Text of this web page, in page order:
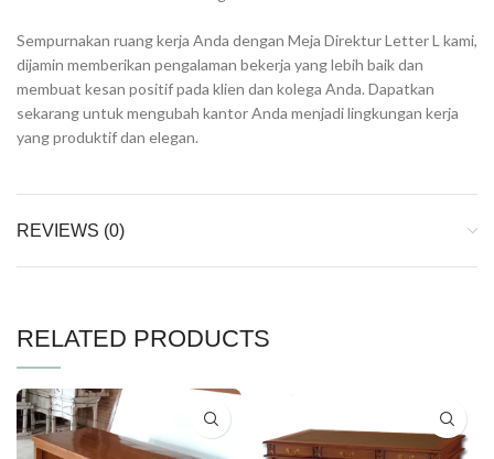
Sempurnakan ruang kerja Anda dengan Meja Direktur Letter L kami,
dijamin memberikan pengalaman bekerja yang lebih baik dan
membuat kesan positif pada klien dan kolega Anda. Dapatkan
sekarang untuk mengubah kantor Anda menjadi lingkungan kerja
yang produktif dan elegan.
REVIEWS (0)
RELATED PRODUCTS